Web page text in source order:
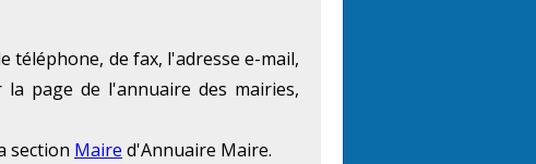
téléphone, de fax, l'adresse e-mail,
page de l'annuaire des mairies,
section Maire d'Annuaire Maire.